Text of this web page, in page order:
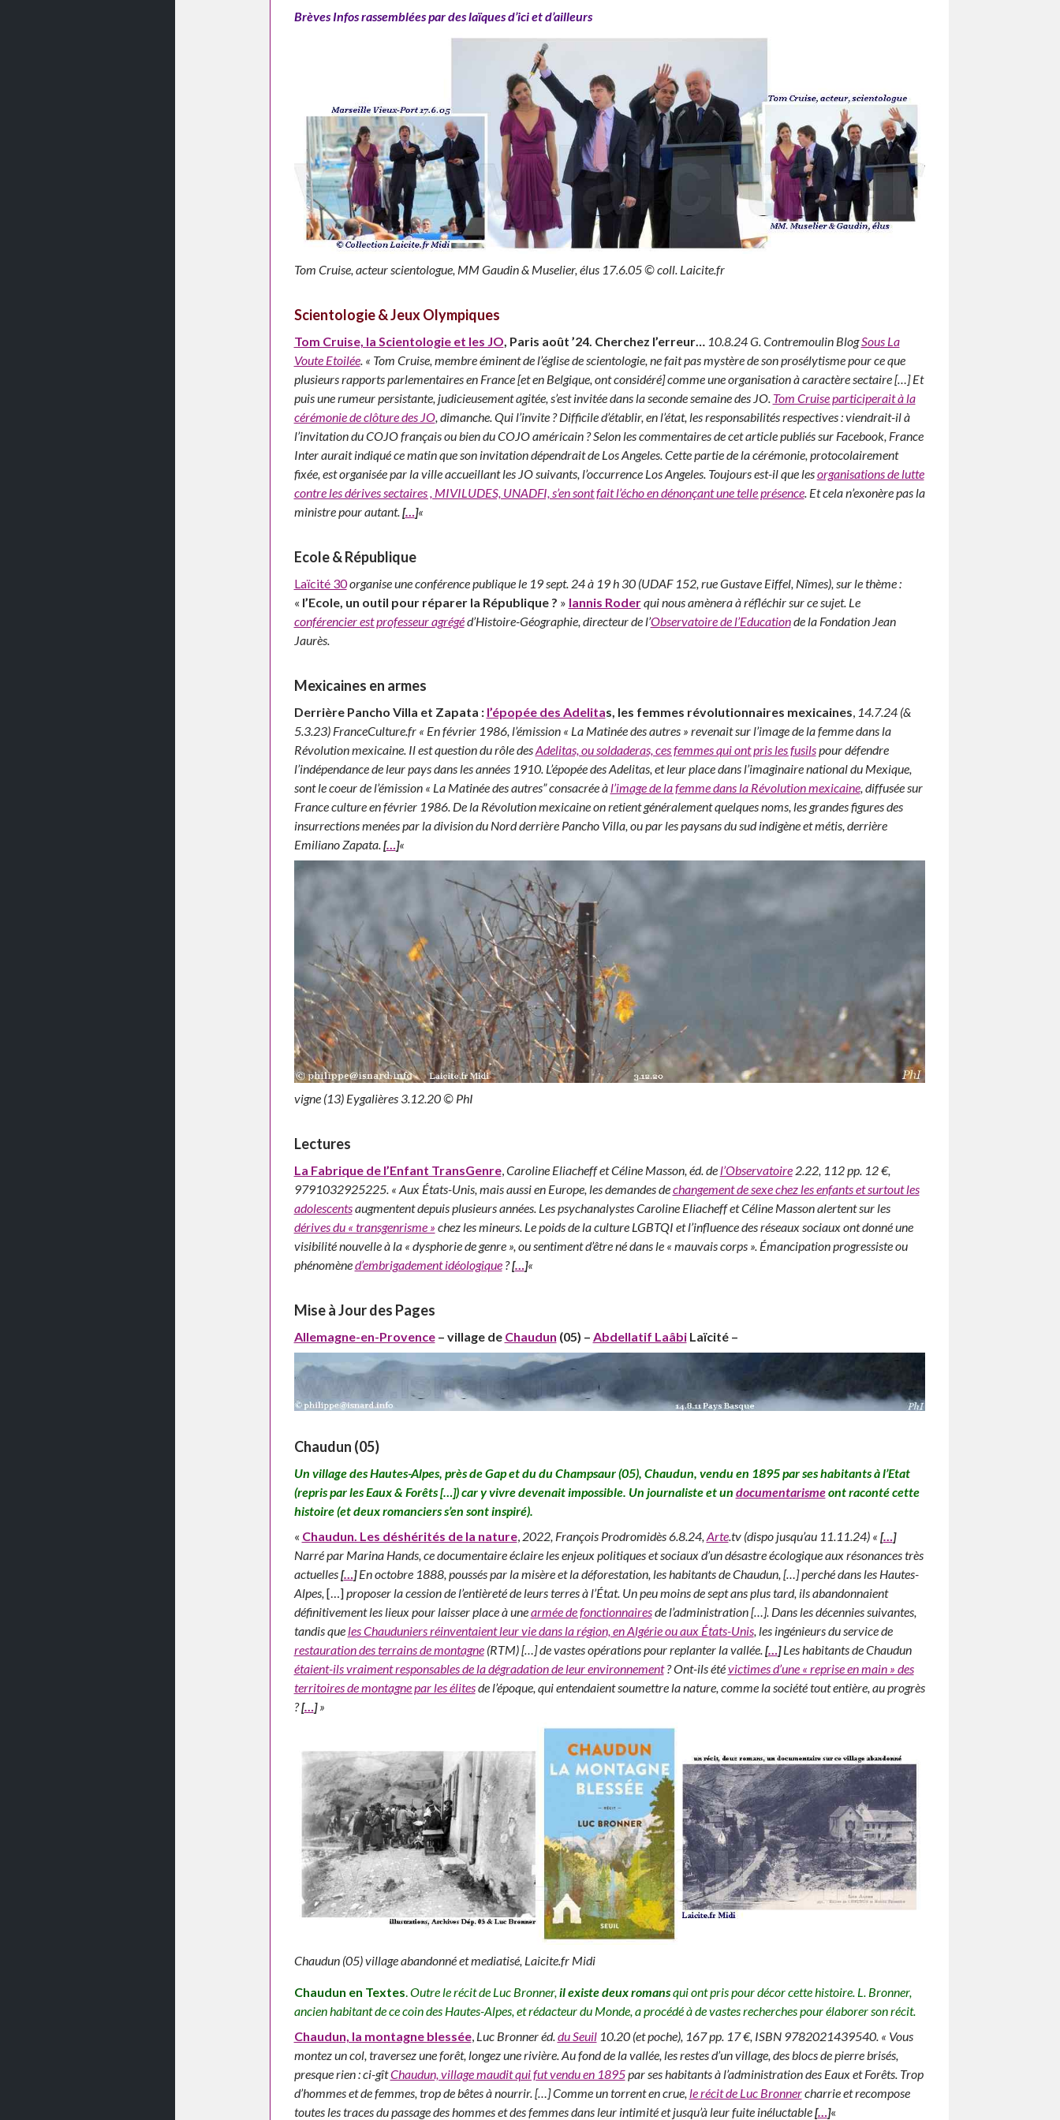
Brèves Infos rassemblées par des laïques d’ici et d’ailleurs
Tom Cruise, acteur scientologue, MM Gaudin & Muselier, élus 17.6.05 © coll. Laicite.fr
Scientologie & Jeux Olympiques
Tom Cruise, la Scientologie et les JO, Paris août ’24. Cherchez l’erreur… 10.8.24 G. Contremoulin BlogSous La
Voute Etoilée. « Tom Cruise, membre éminent de l’église de scientologie, ne fait pas mystère de son prosélytisme pour ce que
plusieurs rapports parlementaires en France [et en Belgique, ont considéré] comme une organisation à caractère sectaire […] Et
puis une rumeur persistante, judicieusement agitée, s’est invitée dans la seconde semaine des JO. Tom Cruise participerait à la
cérémonie de clôture des JO, dimanche. Qui l’invite ? Difficile d’établir, en l’état, les responsabilités respectives : viendrait-il à
l’invitation du COJO français ou bien du COJO américain ? Selon les commentaires de cet article publiés sur Facebook, France
Inter aurait indiqué ce matin que son invitation dépendrait de Los Angeles. Cette partie de la cérémonie, protocolairement
fixée, est organisée par la ville accueillant les JO suivants, l’occurrence Los Angeles. Toujours est-il que lesorganisations de lutte
contre les dérives sectaires , MIVILUDES, UNADFI, s’en sont fait l’écho en dénonçant une telle présence. Et cela n’exonère pas la
ministre pour autant.[…]«
Ecole & République
Laïcité 30organise une conférence publique le 19 sept. 24 à 19 h 30 (UDAF 152, rue Gustave Eiffel, Nîmes), sur le thème :
« l’Ecole, un outil pour réparer la République ? » Iannis Roderqui nous amènera à réfléchir sur ce sujet. Le
conférencier est professeur agrégéd’Histoire-Géographie, directeur de l’Observatoire de l’Educationde la Fondation Jean
Jaurès.
Mexicaines en armes
Derrière Pancho Villa et Zapata : l’épopée des Adelitas, les femmes révolutionnaires mexicaines, 14.7.24 (&
5.3.23) FranceCulture.fr « En février 1986, l’émission « La Matinée des autres » revenait sur l’image de la femme dans la
Révolution mexicaine. Il est question du rôle desAdelitas, ou soldaderas, ces femmes qui ont pris les fusilspour défendre
l’indépendance de leur pays dans les années 1910. L’épopée des Adelitas, et leur place dans l’imaginaire national du Mexique,
sont le coeur de l’émission « La Matinée des autres” consacrée àl’image de la femme dans la Révolution mexicaine, diffusée sur
France culture en février 1986. De la Révolution mexicaine on retient généralement quelques noms, les grandes figures des
insurrections menées par la division du Nord derrière Pancho Villa, ou par les paysans du sud indigène et métis, derrière
Emiliano Zapata.[…]«
vigne (13) Eygalières 3.12.20 © PhI
Lectures
La Fabrique de l’Enfant TransGenre, Caroline Eliacheff et Céline Masson, éd. de l’Observatoire2.22, 112 pp. 12 €,
9791032925225. « Aux États-Unis, mais aussi en Europe, les demandes dechangement de sexe chez les enfants et surtout les
adolescentsaugmentent depuis plusieurs années. Les psychanalystes Caroline Eliacheff et Céline Masson alertent sur les
dérives du « transgenrisme » chez les mineurs. Le poids de la culture LGBTQI et l’influence des réseaux sociaux ont donné une
visibilité nouvelle à la « dysphorie de genre », ou sentiment d’être né dans le « mauvais corps ». Émancipation progressiste ou
phénomèned’embrigadement idéologique?[… ]«
Mise à Jour des Pages
Allemagne-en-Provence– village de Chaudun (05) – Abdellatif LaâbiLaïcité –
Chaudun (05)
Un village des Hautes-Alpes, près de Gap et du du Champsaur (05), Chaudun, vendu en 1895 par ses habitants à l’Etat
(repris par les Eaux & Forêts […]) car y vivre devenait impossible. Un journaliste et un documentarismeont raconté cette
histoire (et deux romanciers s’en sont inspiré).
« Chaudun. Les déshérités de la nature,2022, François Prodromidès 6.8.24, Arte.tv (dispo jusqu’au 11.11.24) « […]
Narré par Marina Hands, ce documentaire éclaire les enjeux politiques et sociaux d’un désastre écologique aux résonances très
actuelles[…]En octobre 1888, poussés par la misère et la déforestation, les habitants de Chaudun, […] perché dans les Hautes-
Alpes, […]proposer la cession de l’entièreté de leurs terres à l’État. Un peu moins de sept ans plus tard, ils abandonnaient
définitivement les lieux pour laisser place à unearmée de fonctionnairesde l’administration […]. Dans les décennies suivantes,
tandis queles Chauduniers réinventaient leur vie dans la région, en Algérie ou aux États-Unis, les ingénieurs du service de
restauration des terrains de montagne(RTM) […] de vastes opérations pour replanter la vallée.[…]Les habitants de Chaudun
étaient-ils vraiment responsables de la dégradation de leur environnement? Ont-ils étévictimes d’une « reprise en main » des
territoires de montagne par les élitesde l’époque, qui entendaient soumettre la nature, comme la société tout entière, au progrès
?[…]»
Chaudun (05) village abandonné et mediatisé, Laicite.fr Midi
Chaudun en Textes Outre le récit de Luc Bronner, il existe deux romansqui ont pris pour décor cette histoire. L. Bronner,
ancien habitant de ce coin des Hautes-Alpes, et rédacteur du Monde, a procédé à de vastes recherches pour élaborer son récit.
Chaudun, la montagne blessée, Luc Bronner éd. du Seuil10.20 (et poche), 167 pp. 17 €, ISBN 9782021439540. « Vous
montez un col, traversez une forêt, longez une rivière. Au fond de la vallée, les restes d’un village, des blocs de pierre brisés,
presque rien : ci-gîtChaudun, village maudit qui fut vendu en 1895par ses habitants à l’administration des Eaux et Forêts. Trop
d’hommes et de femmes, trop de bêtes à nourrir. […] Comme un torrent en crue, le récit de Luc Bronnercharrie et recompose
toutes les traces du passage des hommes et des femmes dans leur intimité et jusqu’à leur fuite inéluctable[… ]«